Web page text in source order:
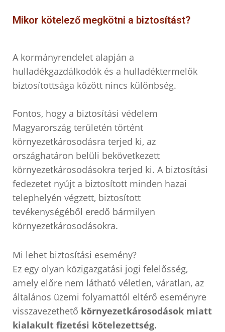
Mikor kötelező megkötni a biztosítást?
A kormányrendelet alapján a
hulladékgazdálkodók és a hulladéktermelők
biztosítottsága között nincs különbség.
Fontos, hogy a biztosítási védelem
Magyarország területén történt
környezetkárosodásra terjed ki, az
országhatáron belüli bekövetkezett
környezetkárosodásokra terjed ki. A biztosítási
fedezetet nyújt a biztosított minden hazai
telephelyén végzett, biztosított
tevékenységéből eredő bármilyen
környezetkárosodásokra.
Mi lehet biztosítási esemény?
Ez egy olyan közigazgatási jogi felelősség,
amely előre nem látható véletlen, váratlan, az
általános üzemi folyamattól eltérő eseményre
visszavezethető környezetkárosodások miatt
kialakult fizetési kötelezettség.